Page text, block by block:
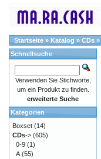
Startseite » Katalog » CDs »
Schnellsuche
Verwenden Sie Stichworte,
um ein Produkt zu finden.
erweiterte Suche
Kategorien
Boxset (14)
CDs-> (605)
0-9 (1)
A (55)